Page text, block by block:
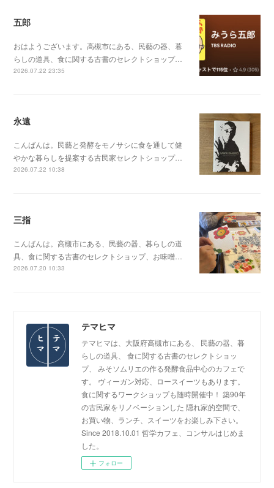
五郎
おはようございます。高槻市にある、民藝の器、暮
らしの道具、食に関する古書のセレクトショップ…
2026.07.22 23:35
永遠
こんばんは。民藝と発酵をモノサシに食を通して健
やかな暮らしを提案する古民家セレクトショップ…
2026.07.22 10:38
三指
こんばんは。高槻市にある、民藝の器、暮らしの道
具、食に関する古書のセレクトショップ、お味噌…
2026.07.20 10:33
テマヒマ
テマヒマは、大阪府高槻市にある、 民藝の器、暮
らしの道具、 食に関する古書のセレクトショッ
プ、 みそソムリエの作る発酵食品中心のカフェで
す。 ヴィーガン対応、ロースイーツもあります。
食に関するワークショップも随時開催中！ 築90年
の古民家をリノベーションした 隠れ家的空間で、
お買い物、ランチ、スイーツをお楽しみ下さい。
Since 2018.10.01 哲学カフェ、コンサルはじめま
した。
フォロー